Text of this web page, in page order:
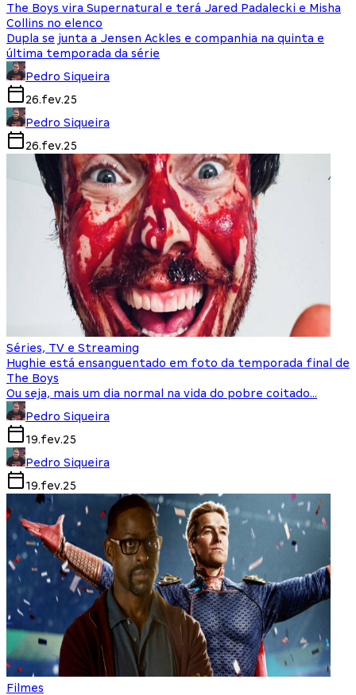
The Boys vira Supernatural e terá Jared Padalecki e Misha
Collins no elenco
Dupla se junta a Jensen Ackles e companhia na quinta e
última temporada da série
Pedro Siqueira
26.fev.25
Pedro Siqueira
26.fev.25
Séries, TV e Streaming
Hughie está ensanguentado em foto da temporada final de
The Boys
Ou seja, mais um dia normal na vida do pobre coitado…
Pedro Siqueira
19.fev.25
Pedro Siqueira
19.fev.25
Filmes